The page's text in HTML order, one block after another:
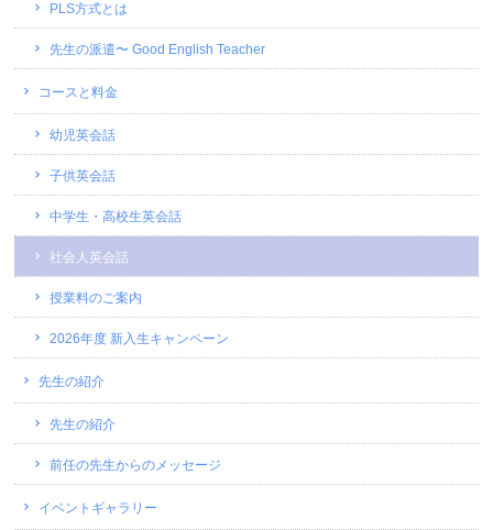
PLS方式とは
先生の派遣〜 Good English Teacher
コースと料金
幼児英会話
子供英会話
中学生・高校生英会話
社会人英会話
授業料のご案内
2026年度 新入生キャンペーン
先生の紹介
先生の紹介
前任の先生からのメッセージ
イベントギャラリー